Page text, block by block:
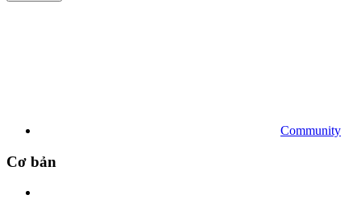
Community
Cơ bản